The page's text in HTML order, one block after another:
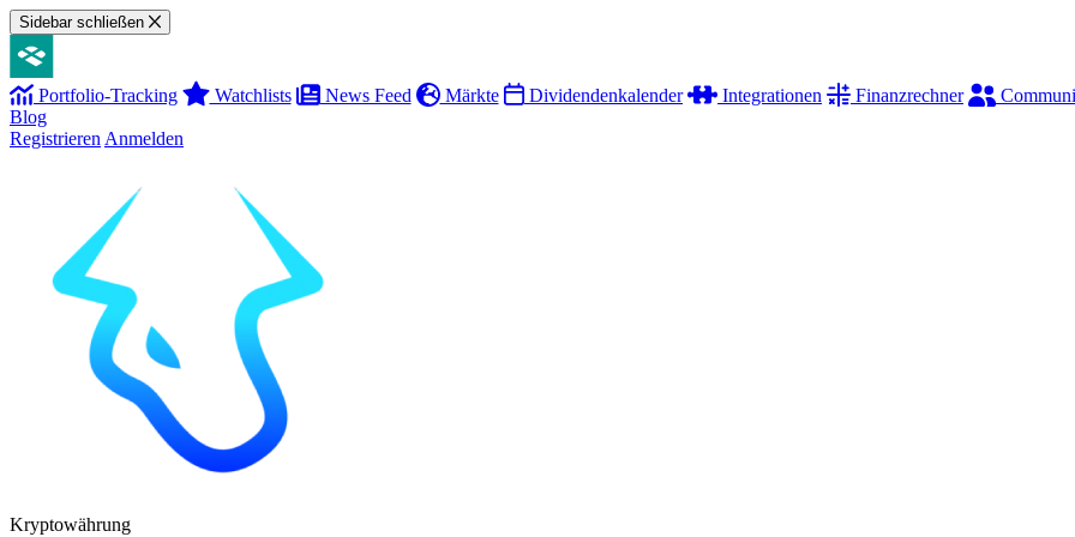
Sidebar schließen
Portfolio-Tracking Watchlists News Feed Märkte Dividendenkalender Integrationen Finanzrechner
Blog
Registrieren Anmelden
Kryptowährung